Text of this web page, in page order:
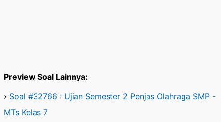
Preview Soal Lainnya:
› Soal #32766 : Ujian Semester 2 Penjas Olahraga SMP -
MTs Kelas 7